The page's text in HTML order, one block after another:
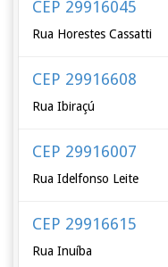
CEP 29916045
Rua Horestes Cassatti
CEP 29916608
Rua Ibiraçú
CEP 29916007
Rua Idelfonso Leite
CEP 29916615
Rua Inuíba